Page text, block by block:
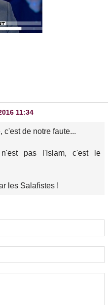
11:34
c'est de notre faute...
pas l'Islam, c'est le
les Salafistes !